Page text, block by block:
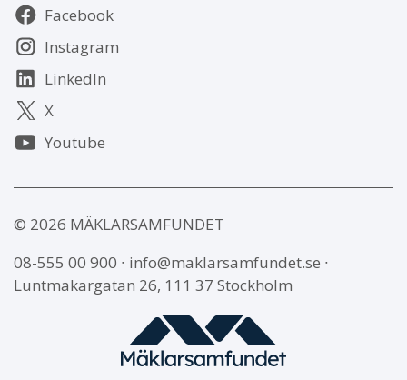
Följ
oss Facebook
Instagram
LinkedIn
X
Youtube
© 2026 MÄKLARSAMFUNDET
08-555 00 900 ∙ info@maklarsamfundet.se ∙
Luntmakargatan 26, 111 37 Stockholm